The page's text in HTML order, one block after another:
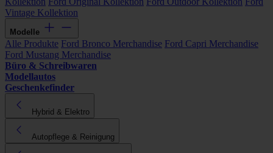
Vintage Kollektion
Modelle
Alle Produkte Ford Bronco Merchandise Ford Capri Merchandise
Ford Mustang Merchandise
Büro & Schreibwaren
Modellautos
Geschenkefinder
Hybrid & Elektro
Autopflege & Reinigung